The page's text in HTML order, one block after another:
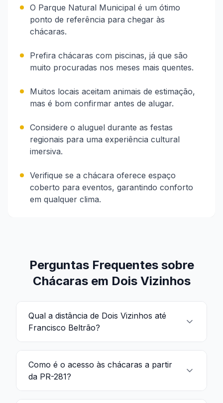
O Parque Natural Municipal é um ótimo
ponto de referência para chegar às
chácaras.
Prefira chácaras com piscinas, já que são
muito procuradas nos meses mais quentes.
Muitos locais aceitam animais de estimação,
mas é bom confirmar antes de alugar.
Considere o aluguel durante as festas
regionais para uma experiência cultural
imersiva.
Verifique se a chácara oferece espaço
coberto para eventos, garantindo conforto
em qualquer clima.
Perguntas Frequentes sobre
Chácaras em Dois Vizinhos
Qual a distância de Dois Vizinhos até
Francisco Beltrão?
Como é o acesso às chácaras a partir
da PR-281?